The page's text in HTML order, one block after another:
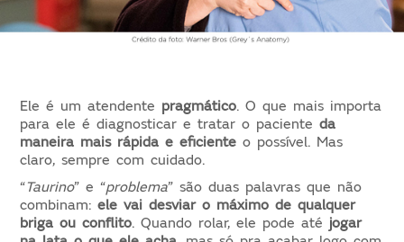
Ele é um atendente pragmático.O que mais importa
para ele é diagnosticar e tratar o pacienteda
maneira mais rápida e eficiente o possível. Mas
claro, sempre com cuidado.
“Taurino” e “problema” são duas palavras que não
combinam:ele vai desviar o máximo de qualquer
briga ou conflito. Quando rolar, ele pode até jogar